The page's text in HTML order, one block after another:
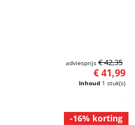
Inhoud 1 stuk(s)
€ 41,99
adviesprijs € 42,35
-16% korting